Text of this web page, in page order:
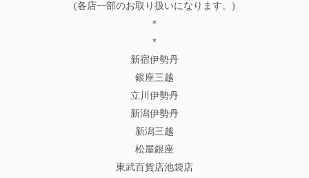
(各店一部のお取り扱いになります。)
＊
＊
新宿伊勢丹
銀座三越
立川伊勢丹
新潟伊勢丹
新潟三越
松屋銀座
東武百貨店池袋店